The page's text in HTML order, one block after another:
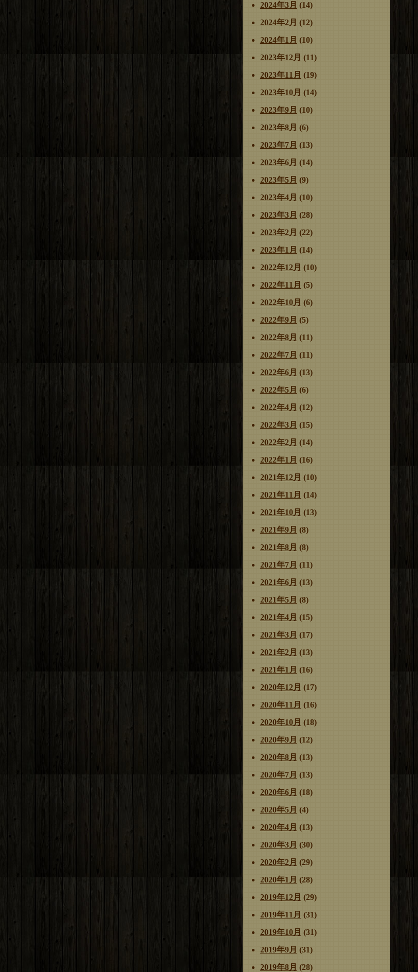
2024年3月 (14)
2024年2月 (12)
2024年1月 (10)
2023年12月 (11)
2023年11月 (19)
2023年10月 (14)
2023年9月 (10)
2023年8月 (6)
2023年7月 (13)
2023年6月 (14)
2023年5月 (9)
2023年4月 (10)
2023年3月 (28)
2023年2月 (22)
2023年1月 (14)
2022年12月 (10)
2022年11月 (5)
2022年10月 (6)
2022年9月 (5)
2022年8月 (11)
2022年7月 (11)
2022年6月 (13)
2022年5月 (6)
2022年4月 (12)
2022年3月 (15)
2022年2月 (14)
2022年1月 (16)
2021年12月 (10)
2021年11月 (14)
2021年10月 (13)
2021年9月 (8)
2021年8月 (8)
2021年7月 (11)
2021年6月 (13)
2021年5月 (8)
2021年4月 (15)
2021年3月 (17)
2021年2月 (13)
2021年1月 (16)
2020年12月 (17)
2020年11月 (16)
2020年10月 (18)
2020年9月 (12)
2020年8月 (13)
2020年7月 (13)
2020年6月 (18)
2020年5月 (4)
2020年4月 (13)
2020年3月 (30)
2020年2月 (29)
2020年1月 (28)
2019年12月 (29)
2019年11月 (31)
2019年10月 (31)
2019年9月 (31)
2019年8月 (28)